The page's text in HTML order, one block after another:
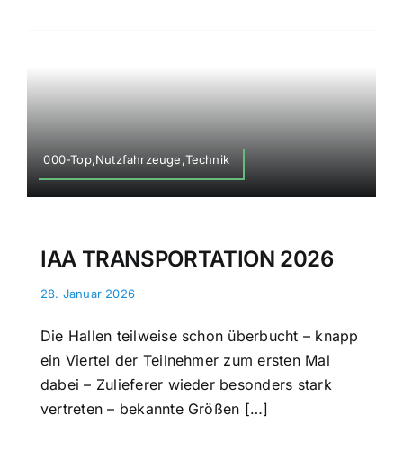
000-Top,Nutzfahrzeuge,Technik
IAA TRANSPORTATION 2026
28. Januar 2026
Die Hallen teilweise schon überbucht – knapp
ein Viertel der Teilnehmer zum ersten Mal
dabei – Zulieferer wieder besonders stark
vertreten – bekannte Größen […]